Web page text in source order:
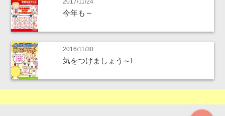
2017/11/24
今年も～
2016/11/30
気をつけましょう～!